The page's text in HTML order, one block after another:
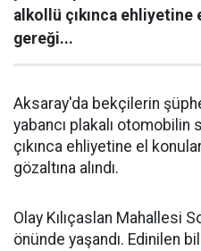
alkollü çıkınca
gereği...
Aksaray'da bekçilerin
yabancı plakalı
çıkınca ehliyetine el
gözaltına alındı.
Olay Kılıçaslan Mahallesi
önünde yaşandı. Edinilen